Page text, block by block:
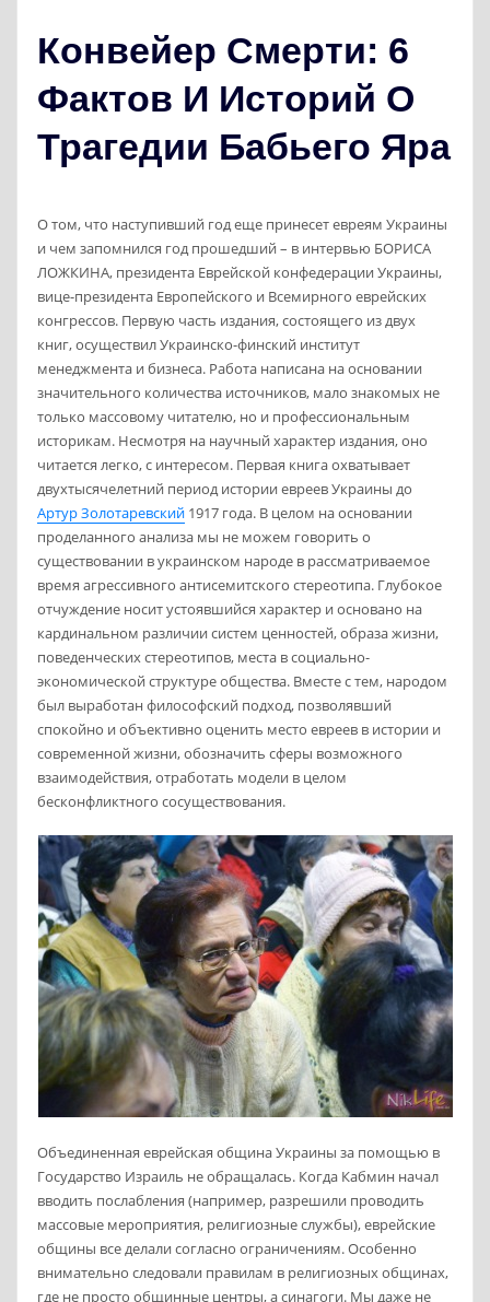
Конвейер Смерти: 6
Фактов И Историй О
Трагедии Бабьего Яра
О том, что наступивший год еще принесет евреям Украины
и чем запомнился год прошедший – в интервью БОРИСА
ЛОЖКИНА, президента Еврейской конфедерации Украины,
вице-президента Европейского и Всемирного еврейских
конгрессов. Первую часть издания, состоящего из двух
книг, осуществил Украинско-финский институт
менеджмента и бизнеса. Работа написана на основании
значительного количества источников, мало знакомых не
только массовому читателю, но и профессиональным
историкам. Несмотря на научный характер издания, оно
читается легко, с интересом. Первая книга охватывает
двухтысячелетний период истории евреев Украины до
Артур Золотаревский1917 года. В целом на основании
проделанного анализа мы не можем говорить о
существовании в украинском народе в рассматриваемое
время агрессивного антисемитского стереотипа. Глубокое
отчуждение носит устоявшийся характер и основано на
кардинальном различии систем ценностей, образа жизни,
поведенческих стереотипов, места в социально-
экономической структуре общества. Вместе с тем, народом
был выработан философский подход, позволявший
спокойно и объективно оценить место евреев в истории и
современной жизни, обозначить сферы возможного
взаимодействия, отработать модели в целом
бесконфликтного сосуществования.
Объединенная еврейская община Украины за помощью в
Государство Израиль не обращалась. Когда Кабмин начал
вводить послабления (например, разрешили проводить
массовые мероприятия, религиозные службы), еврейские
общины все делали согласно ограничениям. Особенно
внимательно следовали правилам в религиозных общинах,
где не просто общинные центры, а синагоги. Мы даже не